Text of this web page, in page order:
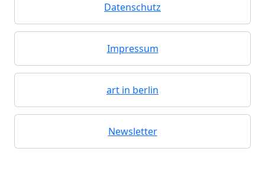
Datenschutz
Impressum
art in berlin
Newsletter